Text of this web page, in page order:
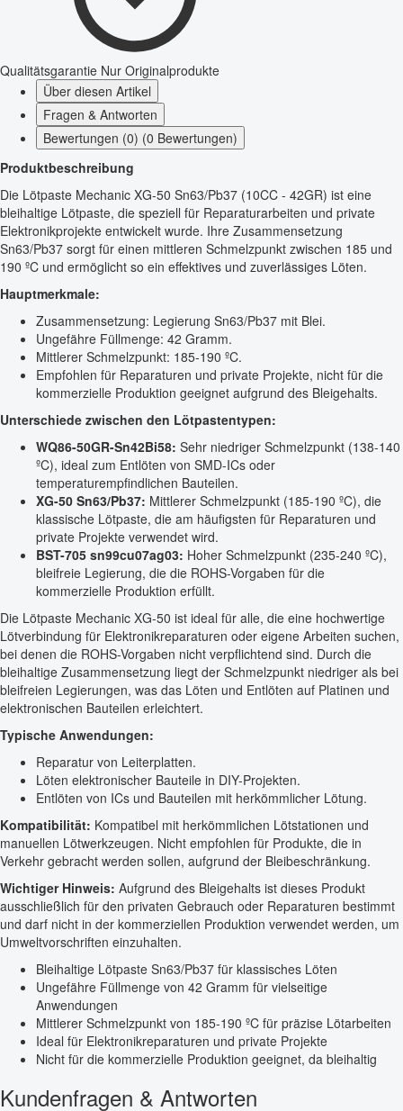
Qualitätsgarantie Nur Originalprodukte
Über diesen Artikel
Fragen & Antworten
Bewertungen (0) (0 Bewertungen)
Produktbeschreibung
Die Lötpaste Mechanic XG-50 Sn63/Pb37 (10CC - 42GR) ist eine
bleihaltige Lötpaste, die speziell für Reparaturarbeiten und private
Elektronikprojekte entwickelt wurde. Ihre Zusammensetzung
Sn63/Pb37 sorgt für einen mittleren Schmelzpunkt zwischen 185 und
190 ºC und ermöglicht so ein effektives und zuverlässiges Löten.
Hauptmerkmale:
Zusammensetzung: Legierung Sn63/Pb37 mit Blei.
Ungefähre Füllmenge: 42 Gramm.
Mittlerer Schmelzpunkt: 185-190 ºC.
Empfohlen für Reparaturen und private Projekte, nicht für die
kommerzielle Produktion geeignet aufgrund des Bleigehalts.
Unterschiede zwischen den Lötpastentypen:
WQ86-50GR-Sn42Bi58: Sehr niedriger Schmelzpunkt (138-140
ºC), ideal zum Entlöten von SMD-ICs oder
temperaturempfindlichen Bauteilen.
XG-50 Sn63/Pb37: Mittlerer Schmelzpunkt (185-190 ºC), die
klassische Lötpaste, die am häufigsten für Reparaturen und
private Projekte verwendet wird.
BST-705 sn99cu07ag03: Hoher Schmelzpunkt (235-240 ºC),
bleifreie Legierung, die die ROHS-Vorgaben für die
kommerzielle Produktion erfüllt.
Die Lötpaste Mechanic XG-50 ist ideal für alle, die eine hochwertige
Lötverbindung für Elektronikreparaturen oder eigene Arbeiten suchen,
bei denen die ROHS-Vorgaben nicht verpflichtend sind. Durch die
bleihaltige Zusammensetzung liegt der Schmelzpunkt niedriger als bei
bleifreien Legierungen, was das Löten und Entlöten auf Platinen und
elektronischen Bauteilen erleichtert.
Typische Anwendungen:
Reparatur von Leiterplatten.
Löten elektronischer Bauteile in DIY-Projekten.
Entlöten von ICs und Bauteilen mit herkömmlicher Lötung.
Kompatibilität: Kompatibel mit herkömmlichen Lötstationen und
manuellen Lötwerkzeugen. Nicht empfohlen für Produkte, die in
Verkehr gebracht werden sollen, aufgrund der Bleibeschränkung.
Wichtiger Hinweis: Aufgrund des Bleigehalts ist dieses Produkt
ausschließlich für den privaten Gebrauch oder Reparaturen bestimmt
und darf nicht in der kommerziellen Produktion verwendet werden, um
Umweltvorschriften einzuhalten.
Bleihaltige Lötpaste Sn63/Pb37 für klassisches Löten
Ungefähre Füllmenge von 42 Gramm für vielseitige
Anwendungen
Mittlerer Schmelzpunkt von 185-190 ºC für präzise Lötarbeiten
Ideal für Elektronikreparaturen und private Projekte
Nicht für die kommerzielle Produktion geeignet, da bleihaltig
Kundenfragen & Antworten